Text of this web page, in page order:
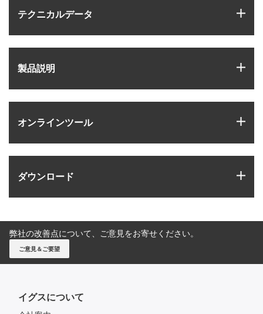
テクニカルデータ
製品説明
オンラインツール
ダウンロード
弊社の改善点について、ご意見をお寄せください。
ご意見＆ご要望
イグスについて